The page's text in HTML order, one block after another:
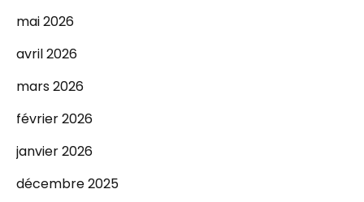
mai 2026
avril 2026
mars 2026
février 2026
janvier 2026
décembre 2025